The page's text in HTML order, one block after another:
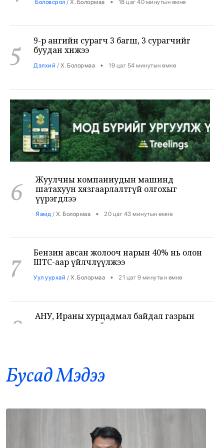
5
буудан хөнөөжээ
Дэлхий /Х. Болормаа • 19 цаг 54 минутын өмнө
6
Жуулчны компаниудын машинд
үүрэгдлээ
Яамд /Х. Болормаа • 20 цаг 43 минутын өмнө
7
ШТС-аар үйлчлүүлжээ
Уул уурхай /Х. Болормаа • 21 цаг 9 минутын өмнө
8
тосны зах зээлийг дахин савлууллаа
Дэлхий/Б. Ариунаа • 21 цаг 51 минутын өмнө
9
үйлчилгээний бүртгэлийг цуцалснаар
бизнес эрхлэхэд таатай нөхцөл бүрдэнэ
Оросоос 301 вагон шатахуун оруулж
Бусад Mэдээ